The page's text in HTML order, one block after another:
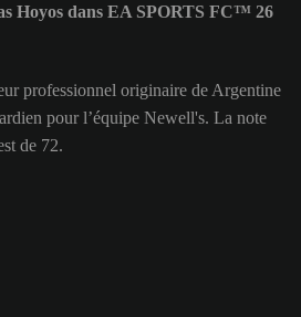
Hoyos dans EA SPORTS FC™ 26
professionnel originaire de Argentine
pour l’équipe Newell's. La note
de 72.